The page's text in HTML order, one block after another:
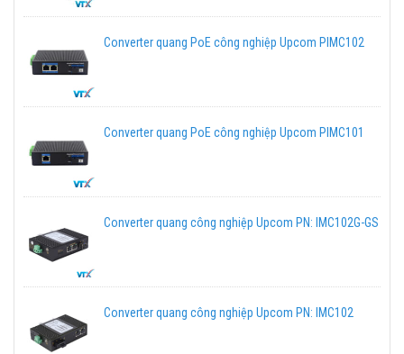
Converter quang PoE công nghiệp Upcom PIMC102
Converter quang PoE công nghiệp Upcom PIMC101
Converter quang công nghiệp Upcom PN: IMC102G-GS
Converter quang công nghiệp Upcom PN: IMC102